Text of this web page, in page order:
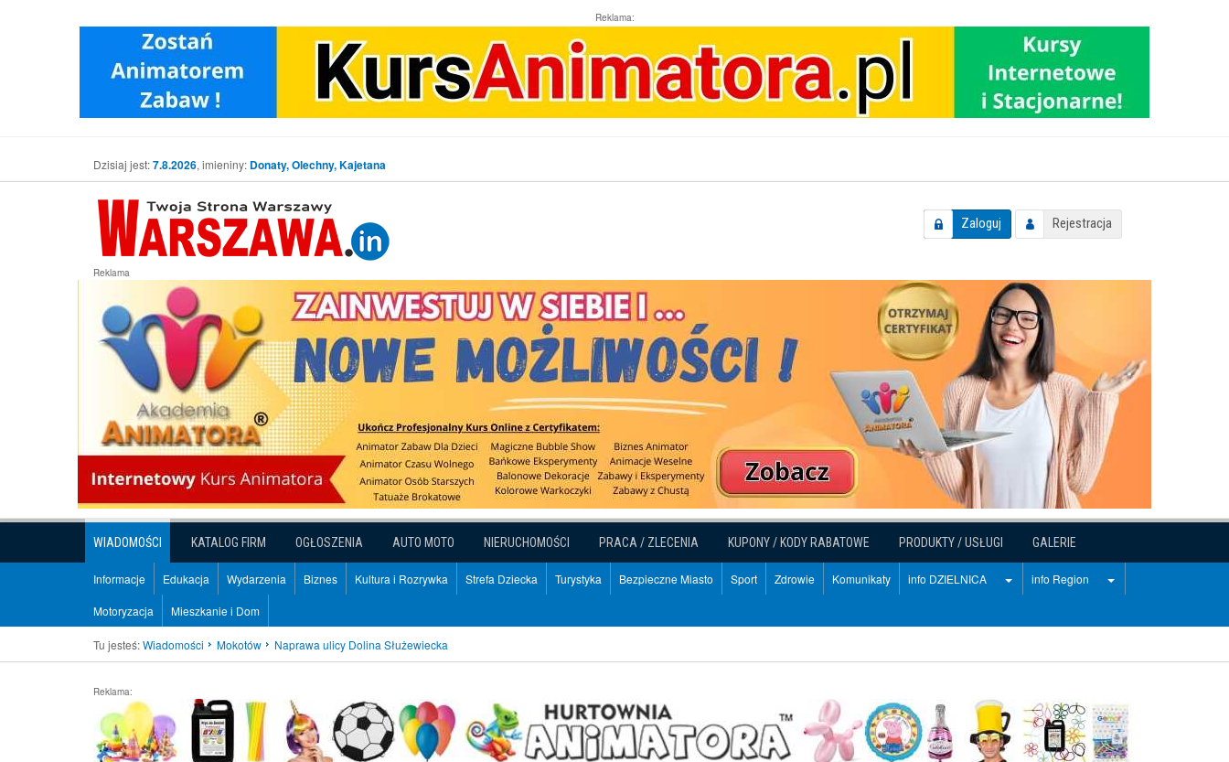
Reklama:
Dzisiaj jest:7.8.2026, imieniny: Donaty, Olechny, Kajetana
Zaloguj Rejestracja
Reklama
WIADOMOŚCI KATALOG FIRM OGŁOSZENIA AUTO MOTO NIERUCHOMOŚCI PRACA / ZLECENIA KUPONY / KODY RABATOWE PRODUKTY / USŁUGI GALERIE
Informacje Edukacja Wydarzenia Biznes Kultura i Rozrywka Strefa Dziecka Turystyka Bezpieczne Miasto Sport Zdrowie Komunikaty info DZIELNICA info Region
Motoryzacja Mieszkanie i Dom
Tu jesteś:Wiadomości Mokotów Naprawa ulicy Dolina Służewiecka
Reklama: